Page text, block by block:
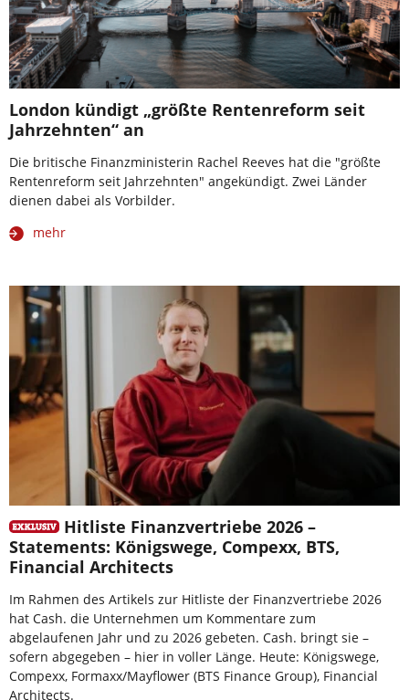
London kündigt „größte Rentenreform seit
Jahrzehnten“ an
Die britische Finanzministerin Rachel Reeves hat die "größte
Rentenreform seit Jahrzehnten" angekündigt. Zwei Länder
dienen dabei als Vorbilder.
mehr
Hitliste Finanzvertriebe 2026 –
Statements: Königswege, Compexx, BTS,
Financial Architects
Im Rahmen des Artikels zur Hitliste der Finanzvertriebe 2026
hat Cash. die Unternehmen um Kommentare zum
abgelaufenen Jahr und zu 2026 gebeten. Cash. bringt sie –
sofern abgegeben – hier in voller Länge. Heute: Königswege,
Compexx, Formaxx/Mayflower (BTS Finance Group), Financial
Architects.